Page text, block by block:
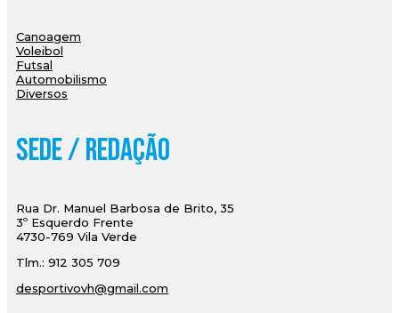
Canoagem
Voleibol
Futsal
Automobilismo
Diversos
Sede / Redação
Rua Dr. Manuel Barbosa de Brito, 35
3º Esquerdo Frente
4730-769 Vila Verde
Tlm.: 912 305 709
desportivovh@gmail.com